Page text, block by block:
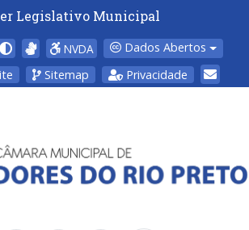
Legislativo Municipal
NVDA
Dados Abertos
Sitemap Privacidade